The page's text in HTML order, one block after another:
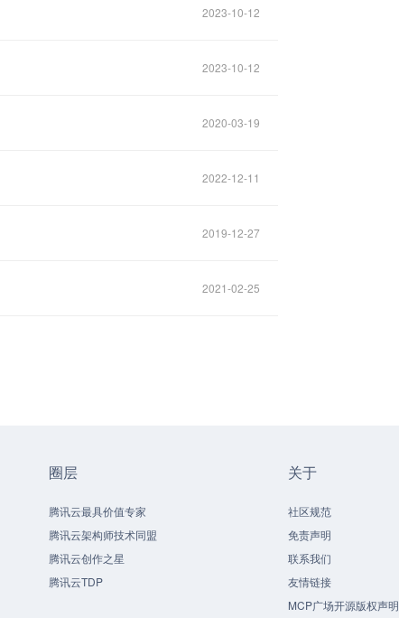
2023-10-12
2023-10-12
2020-03-19
2022-12-11
2019-12-27
2021-02-25
圈层
腾讯云最具价值专家
腾讯云架构师技术同盟
腾讯云创作之星
腾讯云TDP
关于
社区规范
免责声明
联系我们
友情链接
MCP广场开源版权声明